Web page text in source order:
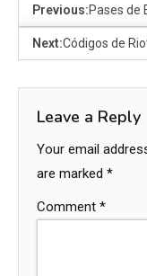
Previous:Pases de
Next:Códigos de
Leave a Reply
Your email
are marked *
Comment *